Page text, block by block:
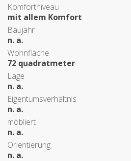
Komfortniveau
mit allem Komfort
Baujahr
n. a.
Wohnfläche
72 quadratmeter
Lage
n. a.
Eigentumsverhältnis
n. a.
möbliert
n. a.
Orientierung
n. a.